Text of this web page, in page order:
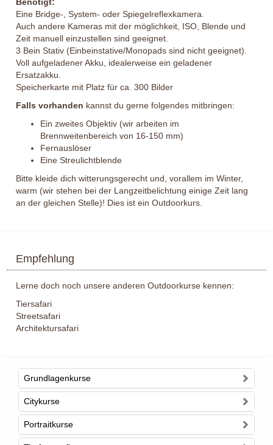
Benötigt:
Eine Bridge-, System- oder Spiegelreflexkamera.
Auch andere Kameras mit der möglichkeit, ISO, Blende und
Zeit manuell einzustellen sind geeignet.
3 Bein Stativ (Einbeinstative/Monopads sind nicht geeignet).
Voll aufgeladener Akku, idealerweise ein geladener
Ersatzakku.
Speicherkarte mit Platz für ca. 300 Bilder
Falls vorhanden kannst du gerne folgendes mitbringen:
Ein zweites Objektiv (wir arbeiten im
Brennweitenbereich von 16-150 mm)
Fernauslöser
Eine Streulichtblende
Bitte kleide dich witterungsgerecht und, vorallem im Winter,
warm (wir stehen bei der Langzeitbelichtung einige Zeit lang
an der gleichen Stelle)! Dies ist ein Outdoorkurs.
Empfehlung
Lerne doch noch unsere anderen Outdoorkurse kennen:
Tiersafari
Streetsafari
Architektursafari
Grundlagenkurse
Citykurse
Portraitkurse